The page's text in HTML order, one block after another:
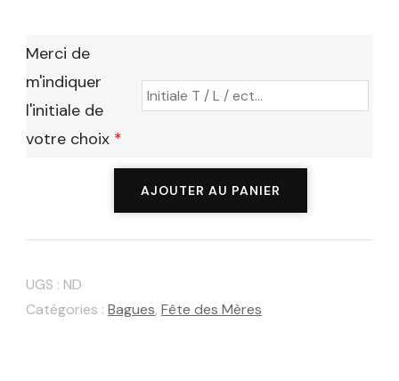
Merci de
m'indiquer
l'initiale de
votre choix *
"Amanda"
:
AJOUTER AU PANIER
UGS : ND
Catégories : Bagues, Fête des Mères